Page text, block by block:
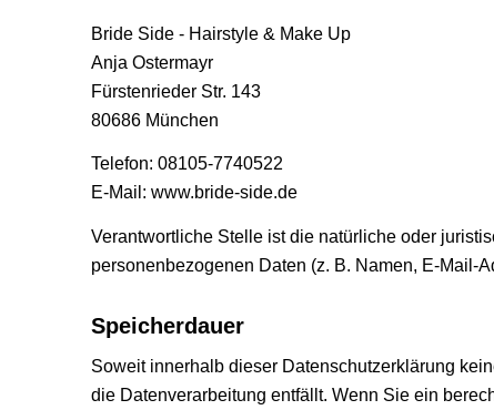
Bride Side - Hairstyle & Make Up
Anja Ostermayr
Fürstenrieder Str. 143
80686 München
Telefon: 08105-7740522
E-Mail: www.bride-side.de
Verantwortliche Stelle ist die natürliche oder
personenbezogenen Daten (z. B. Namen, E-Mail-
Speicherdauer
Soweit innerhalb dieser Datenschutzerklärung
die Datenverarbeitung entfällt. Wenn Sie ein